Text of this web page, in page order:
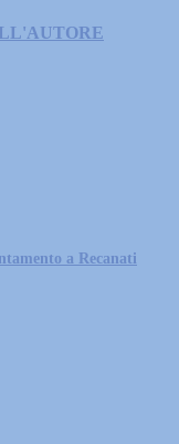
a Recanati